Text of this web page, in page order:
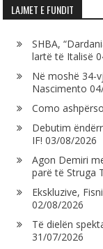
LAJMET E FUNDIT
SHBA,
lartë të Italisë
Në moshë 34-
Nascimento
Como
Debutim
IF! 03/08/2026
Agon Demiri
parë të Struga
Ekskluzive,
02/08/2026
Të dielën
31/07/2026